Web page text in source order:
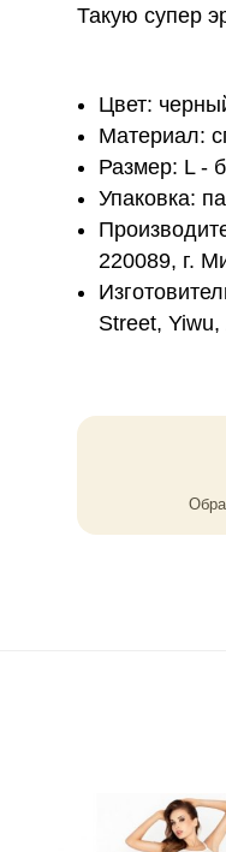
Такую супер
Цвет:
Материал:
Размер: L -
Упаковка:
220089, г.
Street,